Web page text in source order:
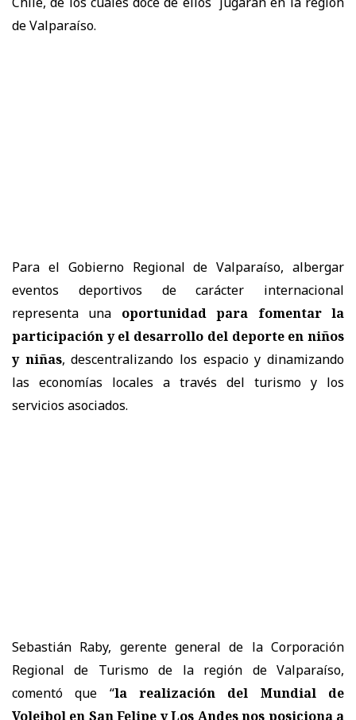
de Valparaíso.
Para el Gobierno Regional de Valparaíso, albergar
eventos deportivos de carácter internacional
representa una
oportunidad para fomentar la
participación y el desarrollo del deporte en niños
y niñas, descentralizando los espacio y dinamizando
las economías locales a través del turismo y los
servicios asociados.
Sebastián Raby, gerente general de la Corporación
Regional de Turismo de la región de Valparaíso,
comentó que “la realización del Mundial de
Voleibol en San Felipe y Los Andes nos posiciona a